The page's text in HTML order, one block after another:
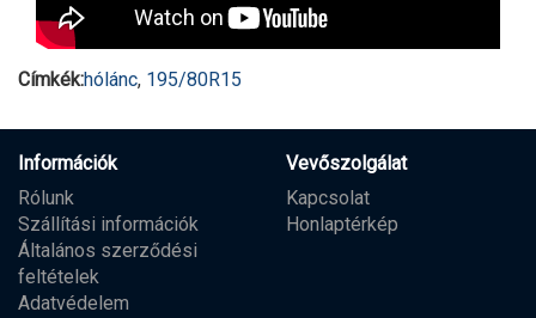
Címkék:hólánc, 195/80R15
Információk
Rólunk
Szállítási információk
Általános szerződési
feltételek
Adatvédelem
Vevőszolgálat
Kapcsolat
Honlaptérkép